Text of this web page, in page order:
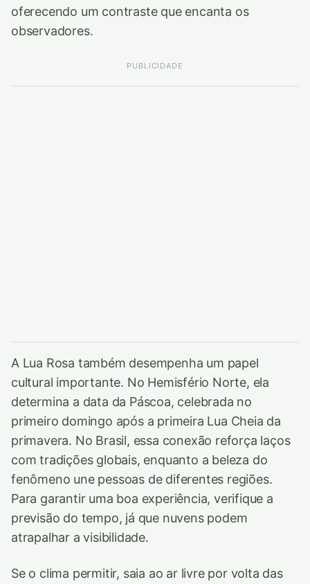
oferecendo um contraste que encanta os
observadores.
PUBLICIDADE
A Lua Rosa também desempenha um papel
cultural importante. No Hemisfério Norte, ela
determina a data da Páscoa, celebrada no
primeiro domingo após a primeira Lua Cheia da
primavera. No Brasil, essa conexão reforça laços
com tradições globais, enquanto a beleza do
fenômeno une pessoas de diferentes regiões.
Para garantir uma boa experiência, verifique a
previsão do tempo, já que nuvens podem
atrapalhar a visibilidade.
Se o clima permitir, saia ao ar livre por volta das